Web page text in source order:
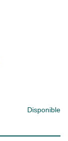
Disponible